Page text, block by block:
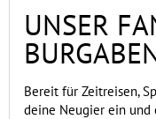
UNSER
Bereit für Zeitreisen,
deine Neugier ein und